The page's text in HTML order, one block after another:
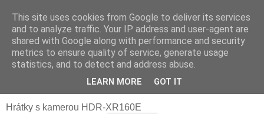
JFíla
pondělí 12. září 2011
Práce s videm z kamery
Hrátky s kamerou HDR-XR160E
This site uses cookies from Google to deliver its services
and to analyze traffic. Your IP address and user-agent are
shared with Google along with performance and security
metrics to ensure quality of service, generate usage
statistics, and to detect and address abuse.
LEARN MORE GOT IT